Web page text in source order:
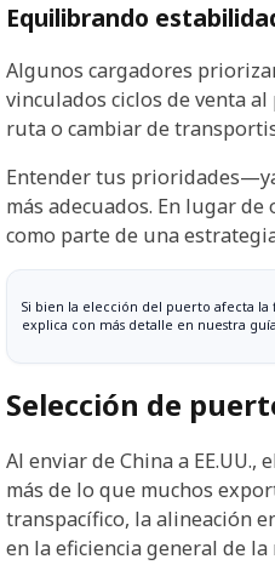
Equilibrando
Algunos cargadores
vinculados ciclos de venta
ruta o cambiar de
Entender tus
más adecuados. En lugar
como parte de una
Si bien la elección del puerto afecta
explica con más detalle en nuestra
Selección de
Al enviar de China a
más de lo que muchos
transpacífico, la alineación
en la eficiencia general de la